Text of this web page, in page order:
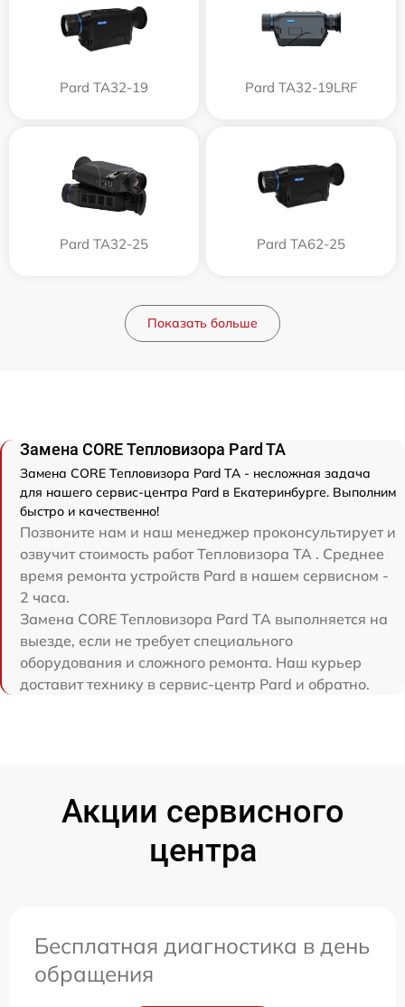
Pard TA32-19 Pard TA32-19LRF
Pard TA32-25 Pard TA62-25
Показать больше
Замена CORE Тепловизора Pard TA
Замена CORE Тепловизора Pard TA - несложная задача
для нашего сервис-центра Pard в Екатеринбурге. Выполним
быстро и качественно!
Позвоните нам и наш менеджер проконсультирует и
озвучит стоимость работ Тепловизора TA . Среднее
время ремонта устройств Pard в нашем сервисном -
2 часа.
Замена CORE Тепловизора Pard TA выполняется на
выезде, если не требует специального
оборудования и сложного ремонта. Наш курьер
доставит технику в сервис-центр Pard и обратно.
Акции сервисного
центра
Бесплатная диагностика в день
обращения